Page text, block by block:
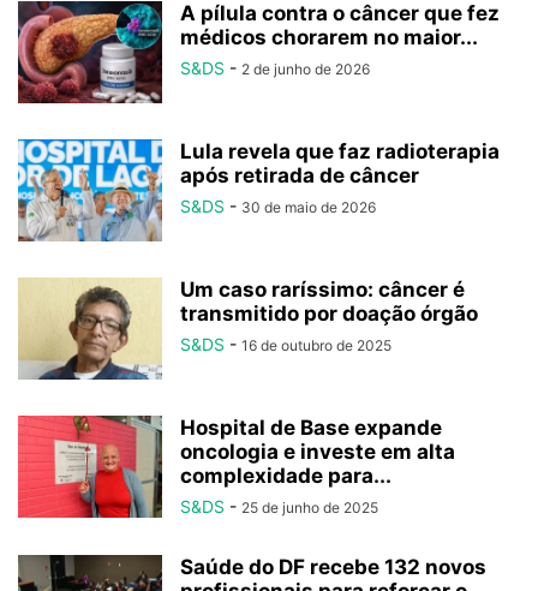
A pílula contra o câncer que fez
médicos chorarem no maior...
S&DS - 2 de junho de 2026
Lula revela que faz radioterapia
após retirada de câncer
S&DS - 30 de maio de 2026
Um caso raríssimo: câncer é
transmitido por doação órgão
S&DS - 16 de outubro de 2025
Hospital de Base expande
oncologia e investe em alta
complexidade para...
S&DS - 25 de junho de 2025
Saúde do DF recebe 132 novos